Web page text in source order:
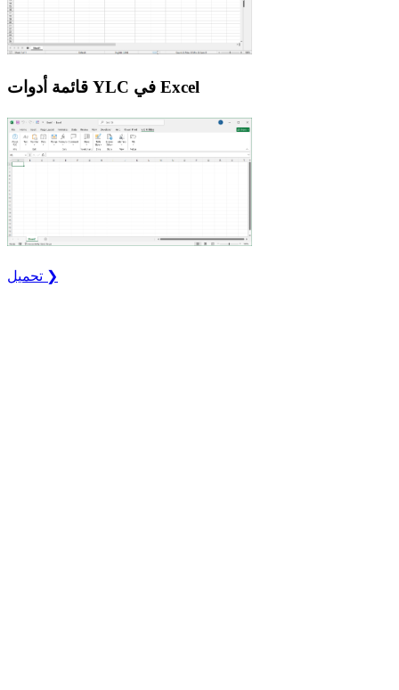
قائمة أدوات YLC في Excel
تحميل ❯